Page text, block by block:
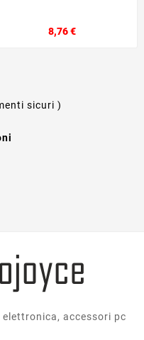
8,76 €Prezzo
sicuri )
accessori pc